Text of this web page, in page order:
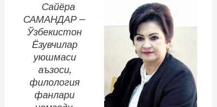
Сайёра
САМАНДАР —
Ўзбекистон
Ёзувчилар
уюшмаси
аъзоси,
филология
фанлари